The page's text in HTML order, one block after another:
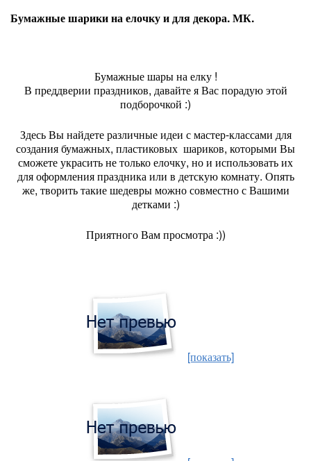
Бумажные шарики на елочку и для декора. МК.
Бумажные шары на елку !
В преддверии праздников, давайте я Вас порадую этой
подборочкой :)
Здесь Вы найдете различные идеи с мастер-классами для
создания бумажных, пластиковых шариков, которыми Вы
сможете украсить не только елочку, но и использовать их
для оформления праздника или в детскую комнату. Опять
же, творить такие шедевры можно совместно с Вашими
детками :)
Приятного Вам просмотра :))
[показать]